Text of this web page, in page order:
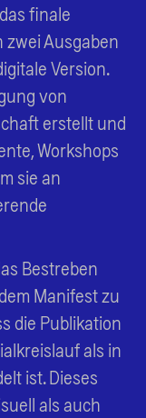
finale
zwei Ausgaben
Version.
von
erstellt und
Workshops
sie an
Bestreben
Manifest zu
die Publikation
als in
ist. Dieses
als auch